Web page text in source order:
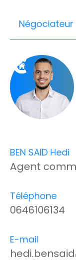
Négociateur
BEN SAID Hedi
Agent
Téléphone
0646106134
E-mail